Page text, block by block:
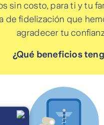
sin costo, para ti y tu
de fidelización que
agradecer tu
¿Qué beneficios